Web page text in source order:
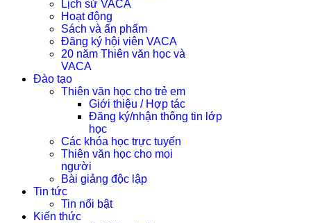
Lịch sử VACA
Hoạt động
Sách và ấn phẩm
Đăng ký hội viên VACA
20 năm Thiên văn học và
VACA
Đào tạo
Thiên văn học cho trẻ em
Giới thiệu / Hợp tác
Đăng ký/nhận thông tin lớp
học
Các khóa học trực tuyến
Thiên văn học cho mọi
người
Bài giảng độc lập
Tin tức
Tin nổi bật
Kiến thức